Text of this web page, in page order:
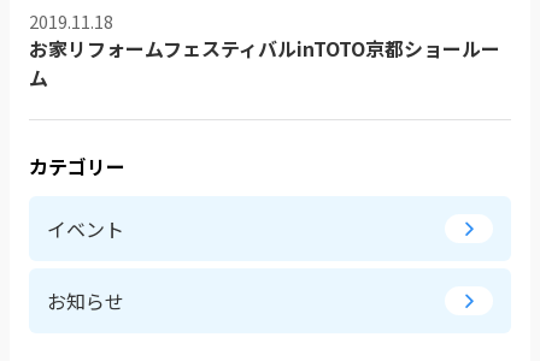
2019.11.18
お家リフォームフェスティバルinTOTO京都ショールー
ム
カテゴリー
イベント
お知らせ